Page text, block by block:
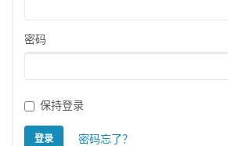
密码
保持登录
登录 密码忘了？